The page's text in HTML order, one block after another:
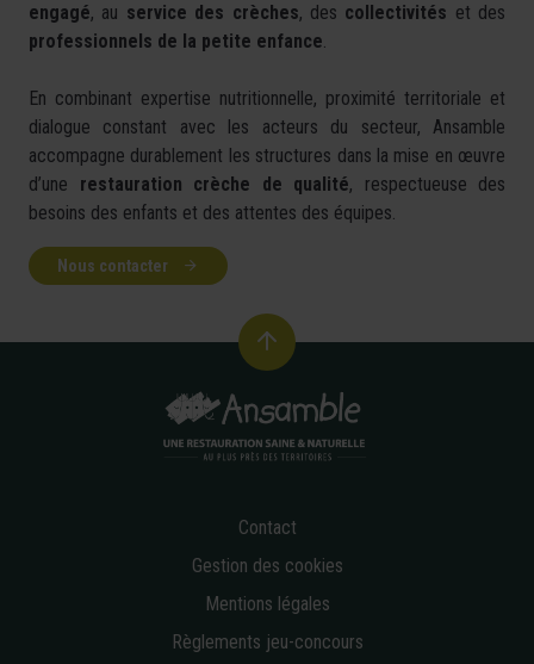
engagé, au service des crèches, des collectivités et des
professionnels de la petite enfance.
En combinant expertise nutritionnelle, proximité territoriale et
dialogue constant avec les acteurs du secteur, Ansamble
accompagne durablement les structures dans la mise en œuvre
d’une restauration crèche de qualité, respectueuse des
besoins des enfants et des attentes des équipes.
Nous contacter
Contact
Gestion des cookies
Mentions légales
Règlements jeu-concours